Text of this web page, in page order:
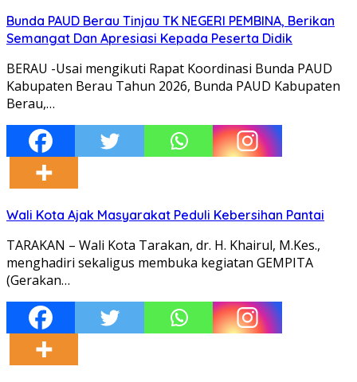
Bunda PAUD Berau Tinjau TK NEGERI PEMBINA, Berikan
Semangat Dan Apresiasi Kepada Peserta Didik
BERAU -Usai mengikuti Rapat Koordinasi Bunda PAUD
Kabupaten Berau Tahun 2026, Bunda PAUD Kabupaten
Berau,…
Wali Kota Ajak Masyarakat Peduli Kebersihan Pantai
TARAKAN – Wali Kota Tarakan, dr. H. Khairul, M.Kes.,
menghadiri sekaligus membuka kegiatan GEMPITA
(Gerakan…